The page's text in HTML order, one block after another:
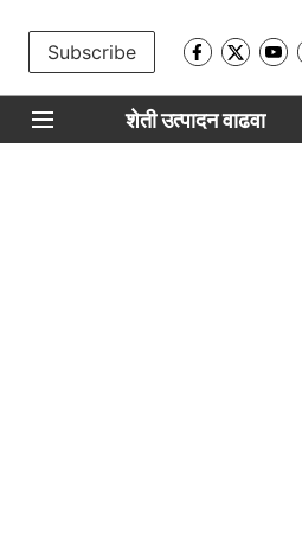
Subscribe
शेती उत्पादन वाढवा